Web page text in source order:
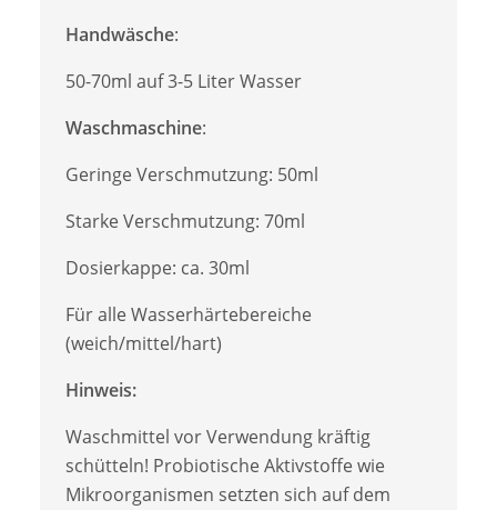
Handwäsche:
50-70ml auf 3-5 Liter Wasser
Waschmaschine:
Geringe Verschmutzung: 50ml
Starke Verschmutzung: 70ml
Dosierkappe: ca. 30ml
Für alle Wasserhärtebereiche
(weich/mittel/hart)
Hinweis:
Waschmittel vor Verwendung kräftig
schütteln! Probiotische Aktivstoffe wie
Mikroorganismen setzten sich auf dem